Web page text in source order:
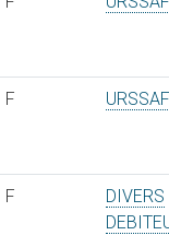
F
F
DIVERS